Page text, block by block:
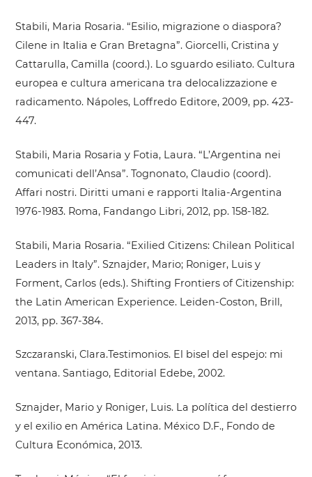
Stabili, Maria Rosaria. “Esilio, migrazione o diaspora?
Cilene in Italia e Gran Bretagna”. Giorcelli, Cristina y
Cattarulla, Camilla (coord.). Lo sguardo esiliato. Cultura
europea e cultura americana tra delocalizzazione e
radicamento. Nápoles, Loffredo Editore, 2009, pp. 423-
447.
Stabili, Maria Rosaria y Fotia, Laura. “L’Argentina nei
comunicati dell’Ansa”. Tognonato, Claudio (coord).
Affari nostri. Diritti umani e rapporti Italia-Argentina
1976-1983. Roma, Fandango Libri, 2012, pp. 158-182.
Stabili, Maria Rosaria. “Exilied Citizens: Chilean Political
Leaders in Italy”. Sznajder, Mario; Roniger, Luis y
Forment, Carlos (eds.). Shifting Frontiers of Citizenship:
the Latin American Experience. Leiden-Coston, Brill,
2013, pp. 367-384.
Szczaranski, Clara.Testimonios. El bisel del espejo: mi
ventana. Santiago, Editorial Edebe, 2002.
Sznajder, Mario y Roniger, Luis. La política del destierro
y el exilio en América Latina. México D.F., Fondo de
Cultura Económica, 2013.